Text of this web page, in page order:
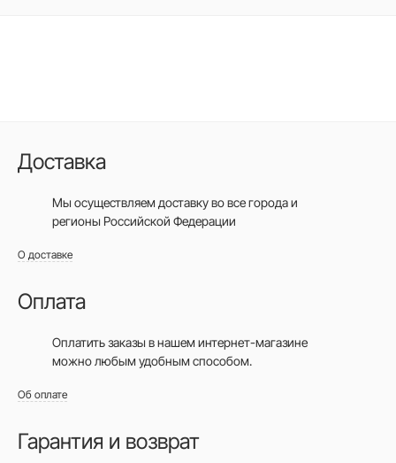
Доставка
Мы осуществляем доставку во все городаи
регионы Российской Федерации
О доставке
Оплата
Оплатить заказы в нашем интернет-магазине
можно любым удобным способом.
Об оплате
Гарантия и возврат